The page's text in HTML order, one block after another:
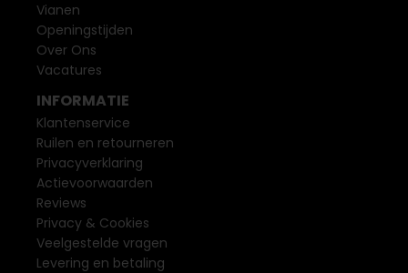
Vianen
Openingstijden
Over Ons
Vacatures
INFORMATIE
Klantenservice
Ruilen en retourneren
Privacyverklaring
Actievoorwaarden
Reviews
Privacy & Cookies
Veelgestelde vragen
Levering en betaling